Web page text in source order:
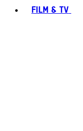
FILM & TV